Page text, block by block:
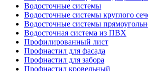
Водосточные системы
Водосточные системы круглого
Водосточные системы
Водосточная система из ПВХ
Профилированный лист
Профнастил для фасада
Профнастил для забора
Профнастил кровельный